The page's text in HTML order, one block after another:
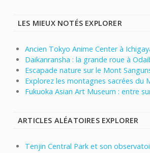
LES MIEUX NOTÉS EXPLORER
Ancien Tokyo Anime Center à
Daikanransha : la grande roue à
Escapade nature sur le Mont
Explorez les montagnes sacrées du
Fukuoka Asian Art Museum : entre
ARTICLES ALÉATOIRES EXPLORER
Tenjin Central Park et son